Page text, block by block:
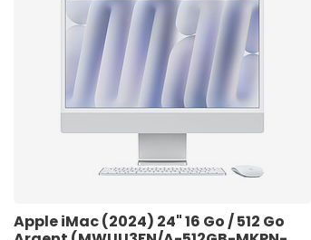
Apple iMac (2024) 24" 16 Go / 512 Go